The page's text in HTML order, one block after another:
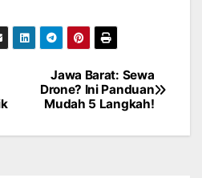
Jawa Barat: Sewa
Drone? Ini Panduan
Mudah 5 Langkah!